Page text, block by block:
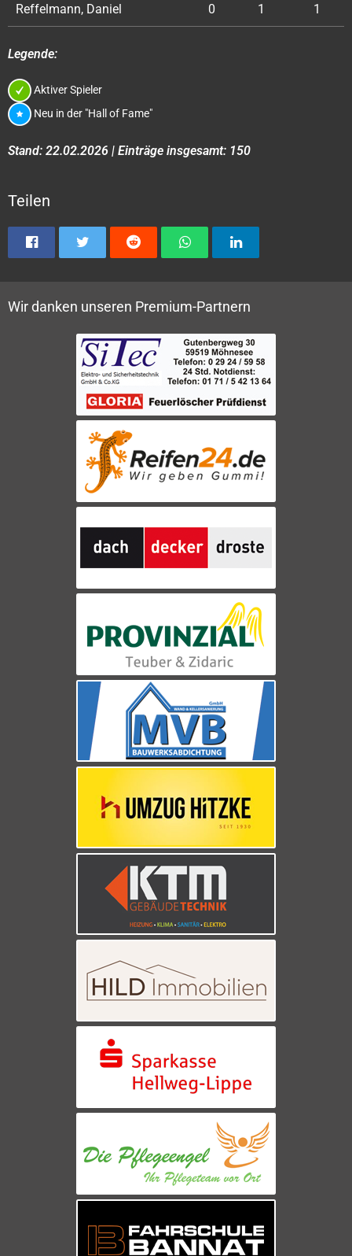
Reffelmann, Daniel 0 1 1
Legende:
Aktiver Spieler
Neu in der "Hall of Fame"
Stand: 22.02.2026 | Einträge insgesamt: 150
Teilen
Wir danken unseren Premium-Partnern